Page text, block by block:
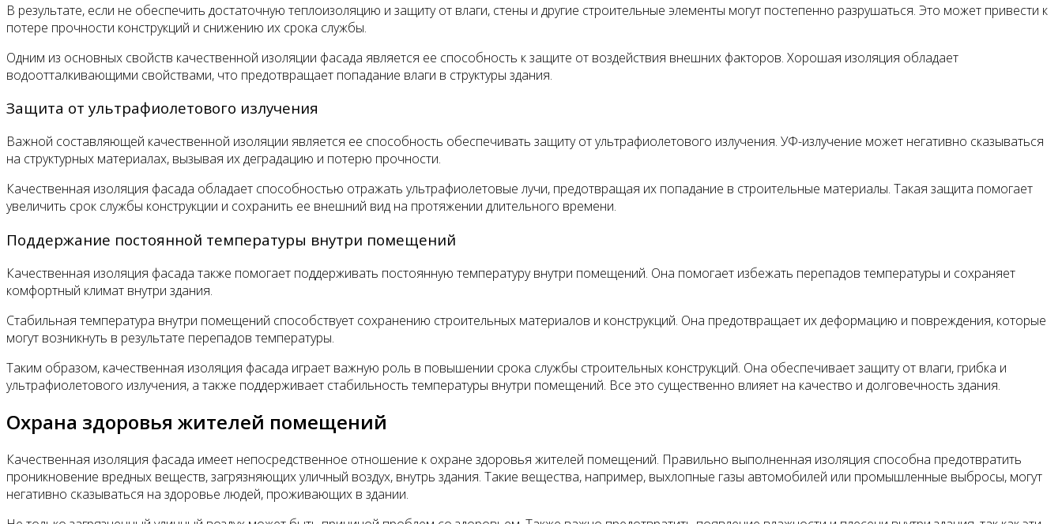
В результате, если не обеспечить достаточную теплоизоляцию и защиту от влаги, стены и другие строительные элементы могут постепенно разрушаться. Это может привести к
потере прочности конструкций и снижению их срока службы.
Одним из основных свойств качественной изоляции фасада является ее способность к защите от воздействия внешних факторов. Хорошая изоляция обладает
водоотталкивающими свойствами, что предотвращает попадание влаги в структуры здания.
Защита от ультрафиолетового излучения
Важной составляющей качественной изоляции является ее способность обеспечивать защиту от ультрафиолетового излучения. УФ-излучение может негативно сказываться
на структурных материалах, вызывая их деградацию и потерю прочности.
Качественная изоляция фасада обладает способностью отражать ультрафиолетовые лучи, предотвращая их попадание в строительные материалы. Такая защита помогает
увеличить срок службы конструкции и сохранить ее внешний вид на протяжении длительного времени.
Поддержание постоянной температуры внутри помещений
Качественная изоляция фасада также помогает поддерживать постоянную температуру внутри помещений. Она помогает избежать перепадов температуры и сохраняет
комфортный климат внутри здания.
Стабильная температура внутри помещений способствует сохранению строительных материалов и конструкций. Она предотвращает их деформацию и повреждения, которые
могут возникнуть в результате перепадов температуры.
Таким образом, качественная изоляция фасада играет важную роль в повышении срока службы строительных конструкций. Она обеспечивает защиту от влаги, грибка и
ультрафиолетового излучения, а также поддерживает стабильность температуры внутри помещений. Все это существенно влияет на качество и долговечность здания.
Охрана здоровья жителей помещений
Качественная изоляция фасада имеет непосредственное отношение к охране здоровья жителей помещений. Правильно выполненная изоляция способна предотвратить
проникновение вредных веществ, загрязняющих уличный воздух, внутрь здания. Такие вещества, например, выхлопные газы автомобилей или промышленные выбросы, могут
негативно сказываться на здоровье людей, проживающих в здании.